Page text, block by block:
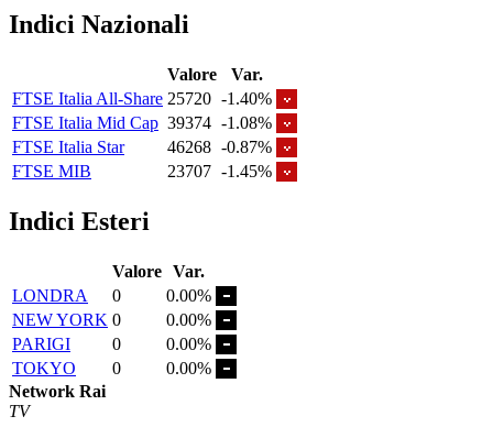
Indici Nazionali
Valore
Var.
FTSE Italia All-Share 25720 -1.40%
FTSE Italia Mid Cap 39374 -1.08%
FTSE Italia Star
46268 -0.87%
FTSE MIB
23707 -1.45%
Indici Esteri
Valore Var.
LONDRA
0
0.00%
NEW YORK 0
0.00%
PARIGI
0
0.00%
TOKYO
0
0.00%
Network Rai
TV